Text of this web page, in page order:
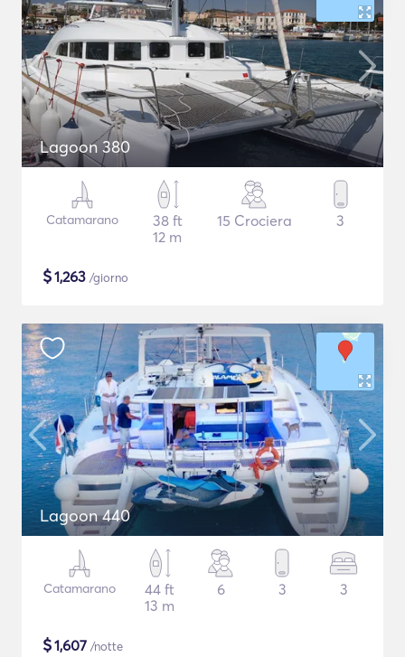
Lagoon 380
Catamarano
38 ft
12 m
15 Crociera 3
$1,263 /giorno
Lagoon 440
Catamarano
44 ft
13 m
6 3 3
$1,607 /notte